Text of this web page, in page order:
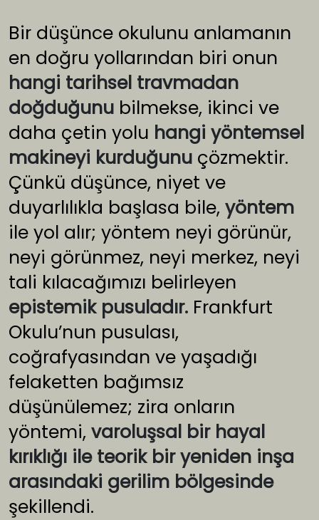
Bir düşünce okulunu anlamanın
en doğru yollarından biri onun
hangi tarihsel travmadan
doğduğunu bilmekse, ikinci ve
daha çetin yolu hangi yöntemsel
makineyi kurduğunu çözmektir.
Çünkü düşünce, niyet ve
duyarlılıkla başlasa bile, yöntem
ile yol alır; yöntem neyi görünür,
neyi görünmez, neyi merkez, neyi
tali kılacağımızı belirleyen
epistemik pusuladır. Frankfurt
Okulu’nun pusulası,
coğrafyasından ve yaşadığı
felaketten bağımsız
düşünülemez; zira onların
yöntemi, varoluşsal bir hayal
kırıklığı ile teorik bir yeniden inşa
arasındaki gerilim bölgesinde
şekillendi.